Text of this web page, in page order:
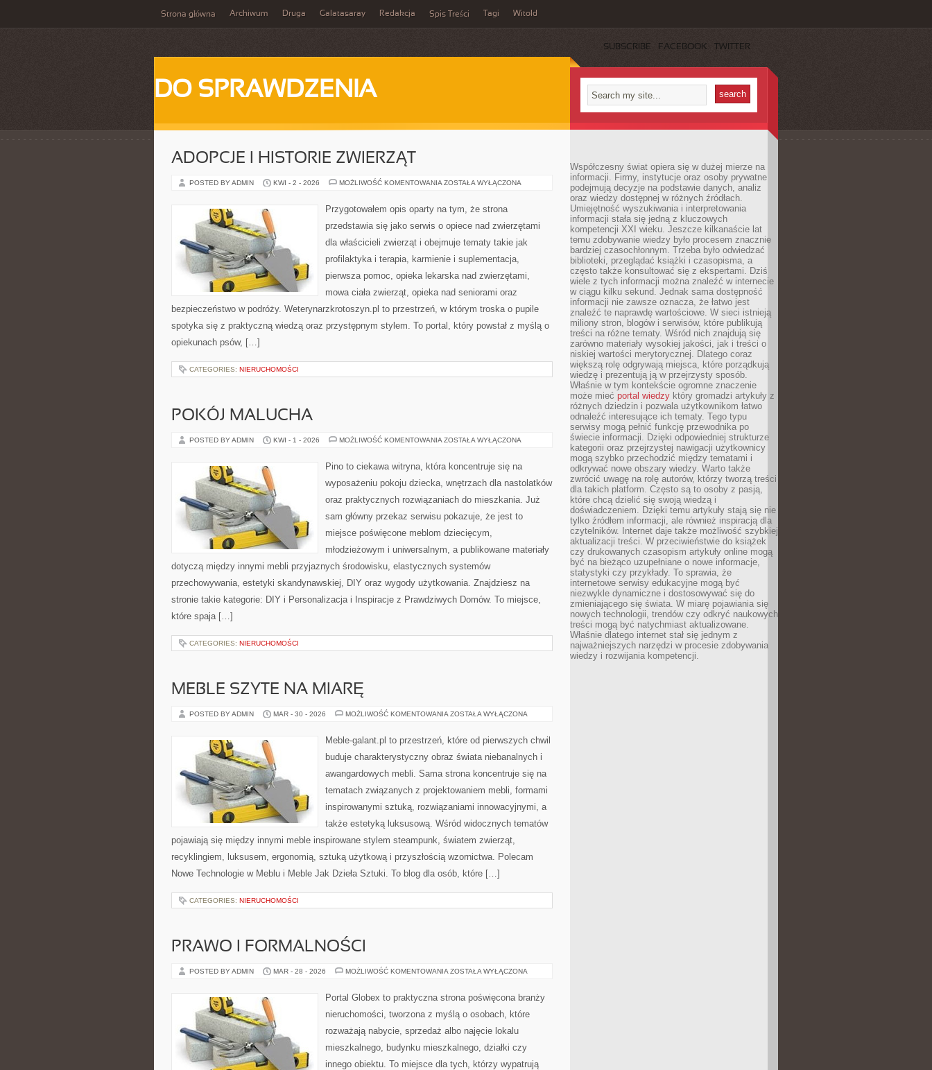
Strona główna Archiwum Druga Galatasaray Redakcja Spis Treści Tagi Witold
SUBSCRIBE FACEBOOK TWITTER
DO SPRAWDZENIA
ADOPCJE I HISTORIE ZWIERZĄT
POSTED BY ADMIN KWI - 2 - 2026 MOŻLIWOŚĆ KOMENTOWANIA ADOPCJE
ZWIERZĄT
ZOSTAŁA WYŁĄCZONA
Przygotowałem opis oparty na tym, że strona
przedstawia się jako serwis o opiece nad zwierzętami
dla właścicieli zwierząt i obejmuje tematy takie jak
profilaktyka i terapia, karmienie i suplementacja,
pierwsza pomoc, opieka lekarska nad zwierzętami,
mowa ciała zwierząt, opieka nad seniorami oraz
bezpieczeństwo w podróży. Weterynarzkrotoszyn.pl to przestrzeń, w którym troska o pupile
spotyka się z praktyczną wiedzą oraz przystępnym stylem. To portal, który powstał z myślą o
opiekunach psów, […]
CATEGORIES: NIERUCHOMOŚCI
POKÓJ MALUCHA
POSTED BY ADMIN KWI - 1 - 2026 MOŻLIWOŚĆ KOMENTOWANIA POKÓJ
ZOSTAŁA WYŁĄCZONA
Pino to ciekawa witryna, która koncentruje się na
wyposażeniu pokoju dziecka, wnętrzach dla nastolatków
oraz praktycznych rozwiązaniach do mieszkania. Już
sam główny przekaz serwisu pokazuje, że jest to
miejsce poświęcone meblom dziecięcym,
młodzieżowym i uniwersalnym, a publikowane materiały
dotyczą między innymi mebli przyjaznych środowisku, elastycznych systemów
przechowywania, estetyki skandynawskiej, DIY oraz wygody użytkowania. Znajdziesz na
stronie takie kategorie: DIY i Personalizacja i Inspiracje z Prawdziwych Domów. To miejsce,
które spaja […]
CATEGORIES: NIERUCHOMOŚCI
MEBLE SZYTE NA MIARĘ
POSTED BY ADMIN MAR - 30 - 2026 MOŻLIWOŚĆ KOMENTOWANIA MEBLE
MIARĘ
ZOSTAŁA WYŁĄCZONA
Meble-galant.pl to przestrzeń, które od pierwszych chwil
buduje charakterystyczny obraz świata niebanalnych i
awangardowych mebli. Sama strona koncentruje się na
tematach związanych z projektowaniem mebli, formami
inspirowanymi sztuką, rozwiązaniami innowacyjnymi, a
także estetyką luksusową. Wśród widocznych tematów
pojawiają się między innymi meble inspirowane stylem steampunk, światem zwierząt,
recyklingiem, luksusem, ergonomią, sztuką użytkową i przyszłością wzornictwa. Polecam
Nowe Technologie w Meblu i Meble Jak Dzieła Sztuki. To blog dla osób, które […]
CATEGORIES: NIERUCHOMOŚCI
PRAWO I FORMALNOŚCI
POSTED BY ADMIN MAR - 28 - 2026 MOŻLIWOŚĆ KOMENTOWANIA PRAWO
ZOSTAŁA WYŁĄCZONA
Portal Globex to praktyczna strona poświęcona branży
nieruchomości, tworzona z myślą o osobach, które
rozważają nabycie, sprzedaż albo najęcie lokalu
mieszkalnego, budynku mieszkalnego, działki czy
innego obiektu. To miejsce dla tych, którzy wypatrują
Współczesny świat opiera się w dużej mierze na
informacji. Firmy, instytucje oraz osoby prywatne
podejmują decyzje na podstawie danych, analiz
oraz wiedzy dostępnej w różnych źródłach.
Umiejętność wyszukiwania i interpretowania
informacji stała się jedną z kluczowych
kompetencji XXI wieku. Jeszcze kilkanaście lat
temu zdobywanie wiedzy było procesem znacznie
bardziej czasochłonnym. Trzeba było odwiedzać
biblioteki, przeglądać książki i czasopisma, a
często także konsultować się z ekspertami. Dziś
wiele z tych informacji można znaleźć w internecie
w ciągu kilku sekund. Jednak sama dostępność
informacji nie zawsze oznacza, że łatwo jest
znaleźć te naprawdę wartościowe. W sieci istnieją
miliony stron, blogów i serwisów, które publikują
treści na różne tematy. Wśród nich znajdują się
zarówno materiały wysokiej jakości, jak i treści o
niskiej wartości merytorycznej. Dlatego coraz
większą rolę odgrywają miejsca, które porządkują
wiedzę i prezentują ją w przejrzysty sposób.
Właśnie w tym kontekście ogromne znaczenie
może mieć portal wiedzy który gromadzi artykuły z
różnych dziedzin i pozwala użytkownikom łatwo
odnaleźć interesujące ich tematy. Tego typu
serwisy mogą pełnić funkcję przewodnika po
świecie informacji. Dzięki odpowiedniej strukturze
kategorii oraz przejrzystej nawigacji użytkownicy
mogą szybko przechodzić między tematami i
odkrywać nowe obszary wiedzy. Warto także
zwrócić uwagę na rolę autorów, którzy tworzą treści
dla takich platform. Często są to osoby z pasją,
które chcą dzielić się swoją wiedzą i
doświadczeniem. Dzięki temu artykuły stają się nie
tylko źródłem informacji, ale również inspiracją dla
czytelników. Internet daje także możliwość szybkiej
aktualizacji treści. W przeciwieństwie do książek
czy drukowanych czasopism artykuły online mogą
być na bieżąco uzupełniane o nowe informacje,
statystyki czy przykłady. To sprawia, że
internetowe serwisy edukacyjne mogą być
niezwykle dynamiczne i dostosowywać się do
zmieniającego się świata. W miarę pojawiania się
nowych technologii, trendów czy odkryć naukowych
treści mogą być natychmiast aktualizowane.
Właśnie dlatego internet stał się jednym z
najważniejszych narzędzi w procesie zdobywania
wiedzy i rozwijania kompetencji.